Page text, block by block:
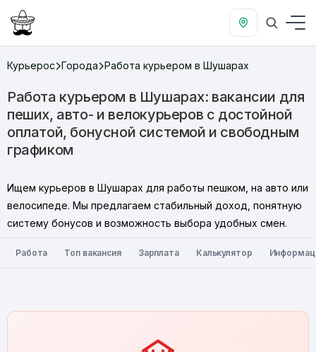
Курьерос Города Работа курьером в Шушарах
Работа курьером в Шушарах: вакансии для
пеших, авто- и велокурьеров с достойной
оплатой, бонусной системой и свободным
графиком
Ищем курьеров в Шушарах для работы пешком, на авто или
велосипеде. Мы предлагаем стабильный доход, понятную
систему бонусов и возможность выбора удобных смен.
Работа Топ вакансия Зарплата Калькулятор